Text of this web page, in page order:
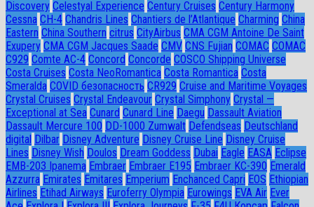
Discovery Celestyal Experience Century Cruises Century Harmony
Cessna CH-4 Chandris Lines Chantiers de l’Atlantique Charming China
Eastern China Southern citrus CityAirbus CMA CGM Antoine De Saint
Exupery CMA CGM Jacques Saade CMV CNS Fujian COMAC COMAC
C929 Comte AC-4 Concord Concorde COSCO Shipping Universe
Costa Cruises Costa NeoRomantica Costa Romantica Costa
Smeralda COVID безопасность CR929 Cruise and Maritime Voyages
Crystal Cruises Crystal Endeavour Crystal Simphony Crystal —
Exceptional at Sea Cunard Cunard Line Daegu Dassault Aviation
Dassault Mercure 100 DD-1000 Zumwalt Defendseas Deutschland
digital Dilbar Disney Adventure Disney Cruise Line Disney Cruise
Lines Disney Wish Doulos Dream Goddess Dubai Eagle EASA Eclipse
EMB-203 Ipanema Embraer Embraer E195 Embraer KC-390 Emerald
Azzurra Emirates Emitares Emperium Enchanced Capri EOS Ethiopian
Airlines Etihad Airways Euroferry Olympia Eurowings EVA Air Ever